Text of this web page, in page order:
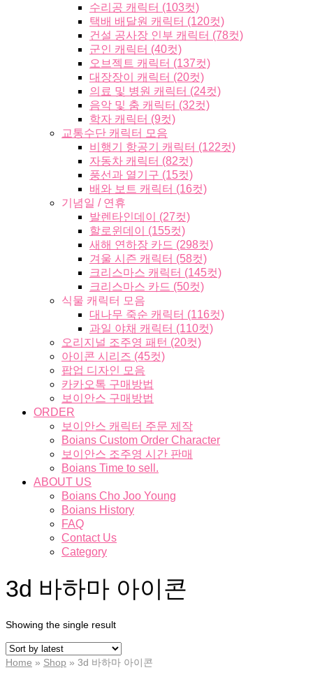
수리공 캐릭터 (103컷)
택배 배달원 캐릭터 (120컷)
건설 공사장 인부 캐릭터 (78컷)
군인 캐릭터 (40컷)
오브젝트 캐릭터 (137컷)
대장장이 캐릭터 (20컷)
의료 및 병원 캐릭터 (24컷)
음악 및 춤 캐릭터 (32컷)
학자 캐릭터 (9컷)
교통수단 캐릭터 모음
비행기 항공기 캐릭터 (122컷)
자동차 캐릭터 (82컷)
풍선과 열기구 (15컷)
배와 보트 캐릭터 (16컷)
기념일 / 연휴
발렌타인데이 (27컷)
할로윈데이 (155컷)
새해 연하장 카드 (298컷)
겨울 시즌 캐릭터 (58컷)
크리스마스 캐릭터 (145컷)
크리스마스 카드 (50컷)
식물 캐릭터 모음
대나무 죽순 캐릭터 (116컷)
과일 야채 캐릭터 (110컷)
오리지널 조주영 패턴 (20컷)
아이콘 시리즈 (45컷)
팝업 디자인 모음
카카오톡 구매방법
보이안스 구매방법
ORDER
보이안스 캐릭터 주문 제작
Boians Custom Order Character
보이안스 조주영 시간 판매
Boians Time to sell.
ABOUT US
Boians Cho Joo Young
Boians History
FAQ
Contact Us
Category
3d 바하마 아이콘
Showing the single result
Home » Shop » 3d 바하마 아이콘